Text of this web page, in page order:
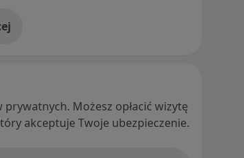
Możesz opłacić wizytę
akceptuje Twoje ubezpieczenie.